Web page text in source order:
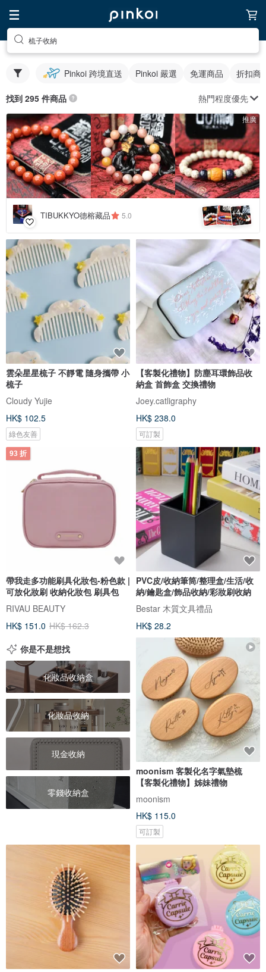
梳子收納
Pinkoi 跨境直送 Pinkoi 嚴選 免運商品 折扣商
找到 295 件商品 熱門程度優先
推廣
TIBUKKYO德榕藏品 5.0 +4
雲朵星星梳子 不靜電 隨身攜帶 小
梳子
Cloudy Yujie
HK$ 102.5
綠色友善
【客製化禮物】防塵耳環飾品收
納盒 首飾盒 交換禮物
Joey.catligraphy
HK$ 238.0
可訂製
93 折
帶我走多功能刷具化妝包-粉色款 |
可放化妝刷 收納化妝包 刷具包
RIVAU BEAUTY
HK$ 151.0 HK$ 162.3
PVC皮/收納筆筒/整理盒/生活/收
納/鑰匙盒/飾品收納/彩妝刷收納
Bestar 木質文具禮品
HK$ 28.2
你是不是想找
化妝品收納盒
化妝品收納
現金收納
零錢收納盒
moonism 客製化名字氣墊梳
【客製化禮物】姊妹禮物
moonism
HK$ 115.0
可訂製